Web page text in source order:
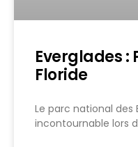
Everglades :
Floride
Le parc national des
incontournable lors